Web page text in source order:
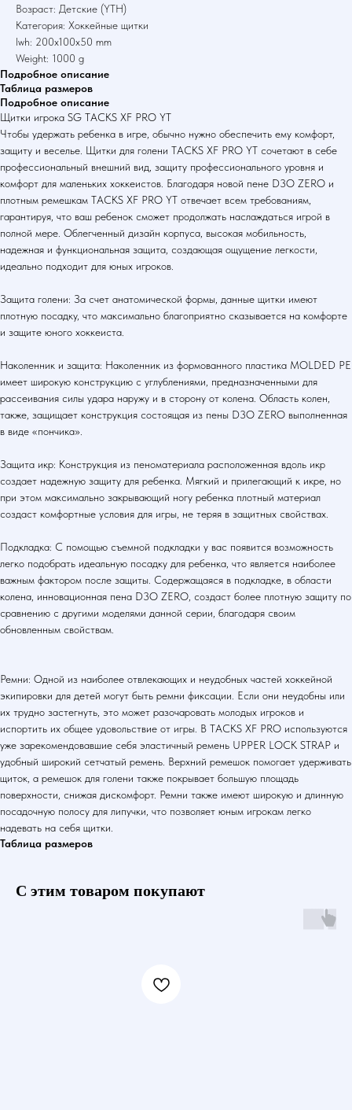
Возраст: Детские (YTH)
Категория: Хоккейные щитки
lwh: 200x100x50 mm
Weight: 1000 g
Подробное описание
Таблица размеров
Подробное описание
Щитки игрока SG TACKS XF PRO YT
Чтобы удержать ребенка в игре, обычно нужно обеспечить ему комфорт,
защиту и веселье. Щитки для голени TACKS XF PRO YT сочетают в себе
профессиональный внешний вид, защиту профессионального уровня и
комфорт для маленьких хоккеистов. Благодаря новой пене D3O ZERO и
плотным ремешкам TACKS XF PRO YT отвечает всем требованиям,
гарантируя, что ваш ребенок сможет продолжать наслаждаться игрой в
полной мере. Облегченный дизайн корпуса, высокая мобильность,
надежная и функциональная защита, создающая ощущение легкости,
идеально подходит для юных игроков.
Защита голени: За счет анатомической формы, данные щитки имеют
плотную посадку, что максимально благоприятно сказывается на комфорте
и защите юного хоккеиста.
Наколенник и защита: Наколенник из формованного пластика MOLDED PE
имеет широкую конструкцию с углублениями, предназначенными для
рассеивания силы удара наружу и в сторону от колена. Область колен,
также, защищает конструкция состоящая из пены D3O ZERO выполненная
в виде «пончика».
Защита икр: Конструкция из пеноматериала расположенная вдоль икр
создает надежную защиту для ребенка. Мягкий и прилегающий к икре, но
при этом максимально закрывающий ногу ребенка плотный материал
создаст комфортные условия для игры, не теряя в защитных свойствах.
Подкладка: С помощью съемной подкладки у вас появится возможность
легко подобрать идеальную посадку для ребенка, что является наиболее
важным фактором после защиты. Содержащаяся в подкладке, в области
колена, инновационная пена D3O ZERO, создаст более плотную защиту по
сравнению с другими моделями данной серии, благодаря своим
обновленным свойствам.
Ремни: Одной из наиболее отвлекающих и неудобных частей хоккейной
экипировки для детей могут быть ремни фиксации. Если они неудобны или
их трудно застегнуть, это может разочаровать молодых игроков и
испортить их общее удовольствие от игры. В TACKS XF PRO используются
уже зарекомендовавшие себя эластичный ремень UPPER LOCK STRAP и
удобный широкий сетчатый ремень. Верхний ремешок помогает удерживать
щиток, а ремешок для голени также покрывает большую площадь
поверхности, снижая дискомфорт. Ремни также имеют широкую и длинную
посадочную полосу для липучки, что позволяет юным игрокам легко
надевать на себя щитки.
Таблица размеров
С этим товаром покупают